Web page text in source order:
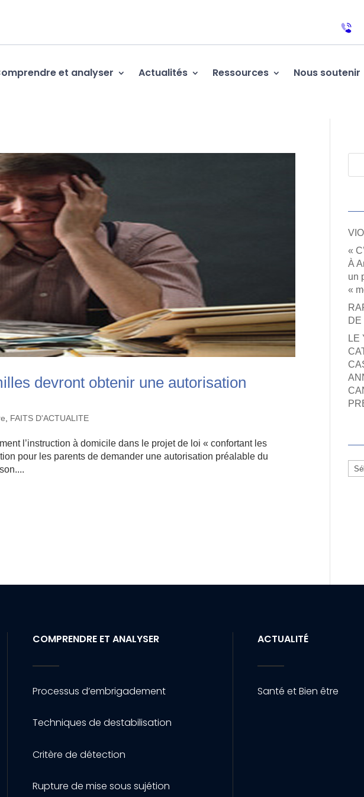
et analyser Actualités Ressources Nous soutenir
devront obtenir une autorisation
FAITS D'ACTUALITE
l’instruction à domicile dans le projet de loi « confortant les
pour les parents de demander une autorisation préalable du
«
À
un
«
DE
LE
COMPRENDRE ET ANALYSER
Processus d’embrigadement
Techniques de destabilisation
Critère de détection
Rupture de mise sous sujétion
ACTUALITÉ
Santé et Bien être